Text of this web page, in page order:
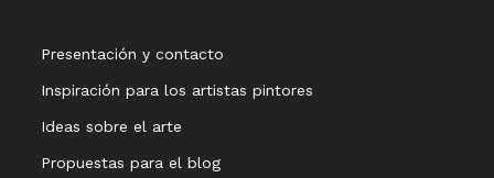
Presentación y contacto
Inspiración para los artistas pintores
Ideas sobre el arte
Propuestas para el blog